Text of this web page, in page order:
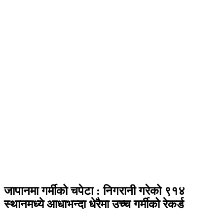
जापानमा गर्मीको चपेटा : निगरानी गरेको ९१४
स्थानमध्ये आधाभन्दा धेरैमा उच्च गर्मीको रेकर्ड